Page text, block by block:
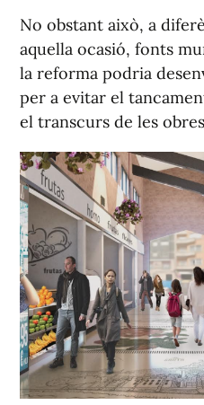
No obstant això, a
aquella ocasió, fonts
la reforma podria
per a evitar el
el transcurs de les